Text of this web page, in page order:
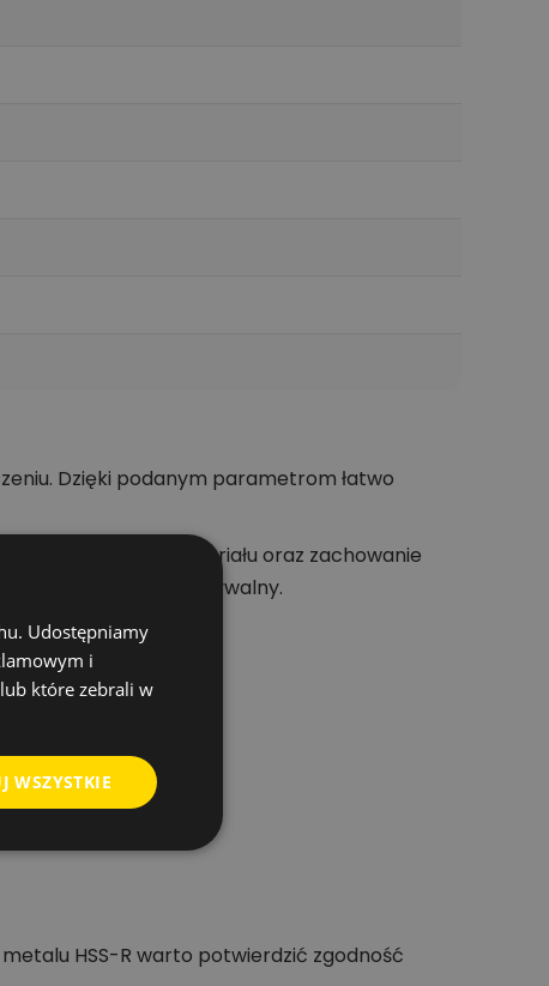
Dzięki podanym parametrom łatwo
osprzętu do materiału oraz zachowanie
bardziej przewidywalny.
HSS-R warto potwierdzić zgodność
Udostępniamy
i
które zebrali w
WSZYSTKIE